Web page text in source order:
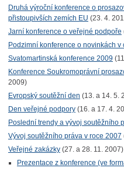
Druhá výroční konference o
přistoupivších zemích EU (23. 4.
Jarní konference o veřejné podpoře
Podzimní konference o novinkách
Svatomartinská konference 2009
Konference Soukromoprávní
2009)
Evropský soutěžní den (13. a 14. 5.
Den veřejné podpory(16. a 17. 4.
Poslední trendy a vývoj soutěžního
Vývoj soutěžního práva v roce 2007
Veřejné zakázky(27. a 28. 11. 2007)
Prezentace z konference (ve